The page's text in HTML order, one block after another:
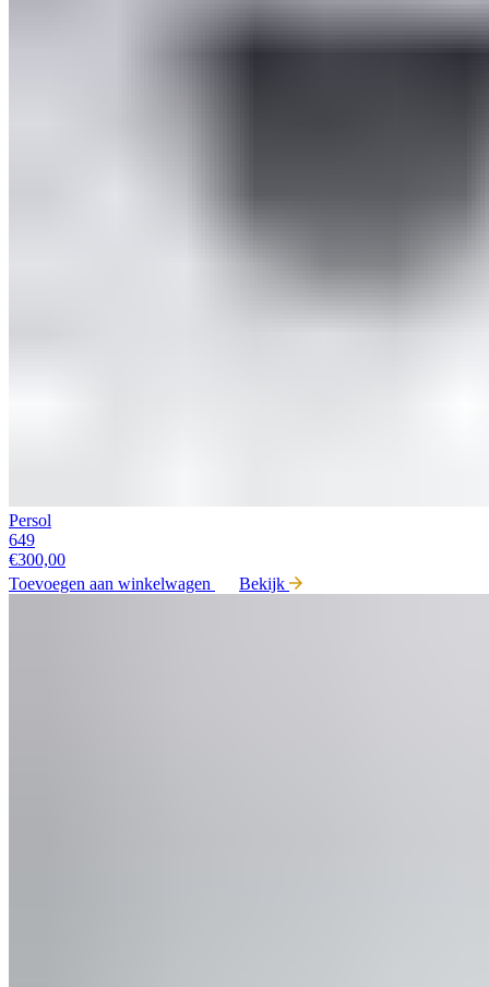
Persol
649
€300,00
Toevoegen aan winkelwagen
Bekijk